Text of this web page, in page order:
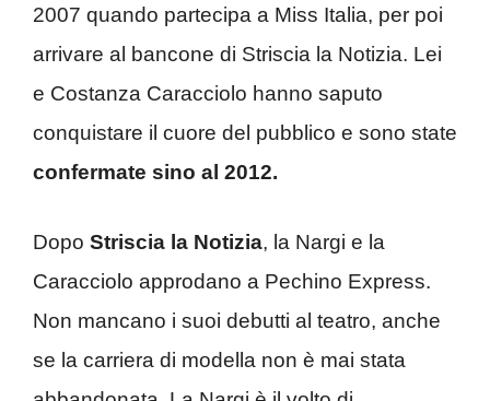
2007 quando partecipa a Miss Italia, per poi
arrivare al bancone di Striscia la Notizia. Lei
e Costanza Caracciolo hanno saputo
conquistare il cuore del pubblico e sono state
confermate sino al 2012.
Dopo Striscia la Notizia, la Nargi e la
Caracciolo approdano a Pechino Express.
Non mancano i suoi debutti al teatro, anche
se la carriera di modella non è mai stata